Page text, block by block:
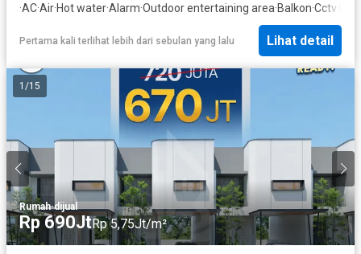
·AC·Air·Hot water·Alarm·Outdoor entertaining area·Balkon·Cctv
Pertama kali terlihat lebih dari sebulan yang lalu Lihat detail
1 /15
Rumah·dijual
Rp 690JtRp 5,75Jt/m²